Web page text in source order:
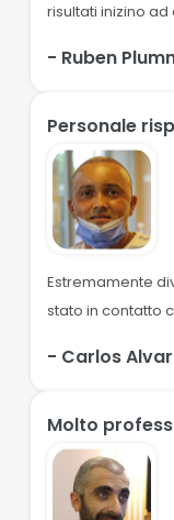
risultati inizino
- Ruben
Personale
Estremamente
stato in contatto
- Carlos
Molto